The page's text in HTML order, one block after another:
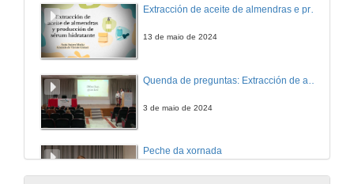
Extracción de aceite de almendras e produción de crema hidratante
13 de maio de 2024
3 de maio de 2024
Peche da xornada
3 de maio de 2024